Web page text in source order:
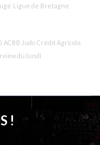
Ligue de Bretagne
ACBB Judo Crédit Agricole
du lundi
!